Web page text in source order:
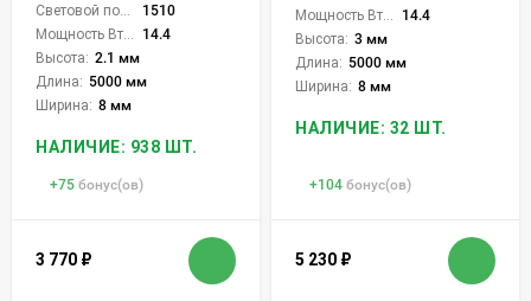
1510
14.4
Высота: 2.1 мм
Длина: 5000 мм
Ширина: 8 мм
НАЛИЧИЕ: 938 ШТ.
+75 бонус(ов)
3 770 ₽
14.4
Высота: 3 мм
Длина: 5000 мм
Ширина: 8 мм
НАЛИЧИЕ: 32 ШТ.
+104 бонус(ов)
5 230 ₽